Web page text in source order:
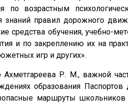
по возрастным
знаний правил дорожного
средства обучения, учебно-
и по закреплению их на
игр и других».
Р. М., важной
образования
маршруты